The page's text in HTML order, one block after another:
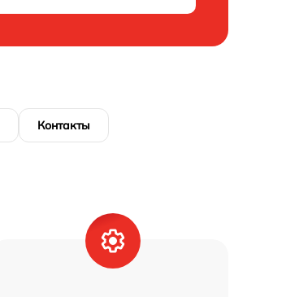
Контакты